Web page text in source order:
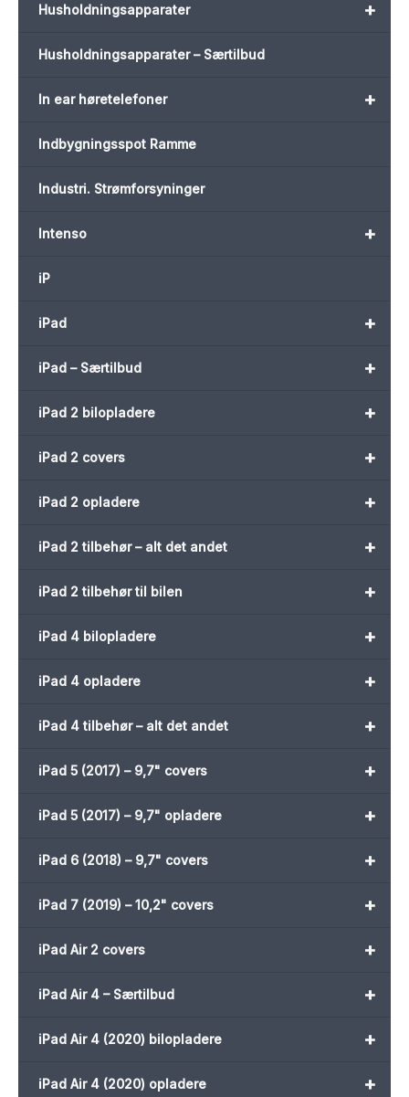
+
Husholdningsapparater
Husholdningsapparater – Særtilbud
+
In ear høretelefoner
Indbygningsspot Ramme
Industri. Strømforsyninger
+
Intenso
iP
+
iPad
+
iPad – Særtilbud
+
iPad 2 bilopladere
+
iPad 2 covers
+
iPad 2 opladere
+
iPad 2 tilbehør – alt det andet
+
iPad 2 tilbehør til bilen
+
iPad 4 bilopladere
+
iPad 4 opladere
+
iPad 4 tilbehør – alt det andet
+
iPad 5 (2017) – 9,7" covers
+
iPad 5 (2017) – 9,7" opladere
+
iPad 6 (2018) – 9,7" covers
+
iPad 7 (2019) – 10,2" covers
+
iPad Air 2 covers
+
iPad Air 4 – Særtilbud
+
iPad Air 4 (2020) bilopladere
+
iPad Air 4 (2020) opladere